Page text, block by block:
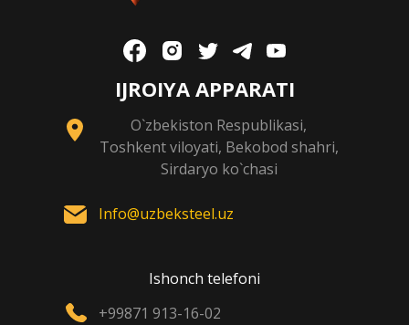
IJROIYA APPARATI
O`zbekiston Respublikasi,
Toshkent viloyati, Bekobod shahri,
Sirdaryo ko`chasi
Info@uzbeksteel.uz
Ishonch telefoni
+99871 913-16-02